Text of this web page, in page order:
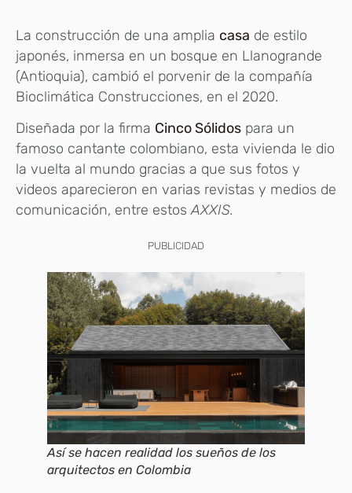
La construcción de una amplia casa de estilo
japonés, inmersa en un bosque en Llanogrande
(Antioquia), cambió el porvenir de la compañía
Bioclimática Construcciones, en el 2020.
Diseñada por la firma Cinco Sólidos para un
famoso cantante colombiano, esta vivienda le dio
la vuelta al mundo gracias a que sus fotos y
videos aparecieron en varias revistas y medios de
comunicación, entre estosAXXIS.
PUBLICIDAD
Así se hacen realidad los sueños de los
arquitectos en Colombia